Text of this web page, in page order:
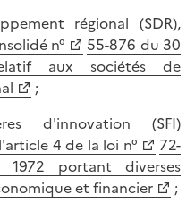
régional (SDR),
n°
55-876 du 30
aux sociétés de
;
d'innovation (SFI)
4 de la loi n°
72-
1972 portant diverses
et financier
;